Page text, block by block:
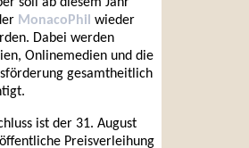
MonacoPhil wieder
Dabei werden
Onlinemedien und die
gesamtheitlich
ist der 31. August
Preisverleihung